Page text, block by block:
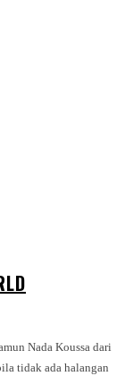
Nada Koussa dari
tidak ada halangan